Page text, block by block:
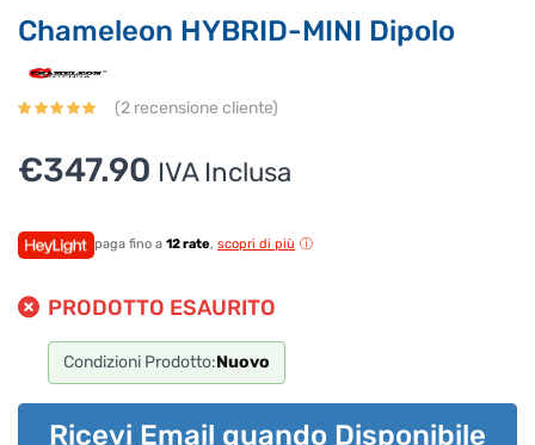
Chameleon HYBRID-MINI Dipolo
(2 recensione cliente)
€347.90 IVA Inclusa
paga fino a 12 rate, scopri di più
PRODOTTO ESAURITO
Condizioni Prodotto:Nuovo
Ricevi Email quando Disponibile